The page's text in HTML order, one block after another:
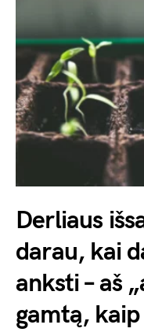
Derliaus
darau, kai
anksti – aš
gamtą,